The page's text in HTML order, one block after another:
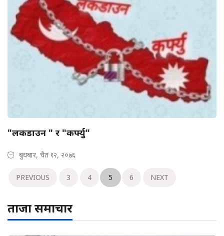
"लकडाउन " र "कर्फ्यु"
बुधबार, चैत १२, २०७६
PREVIOUS 3 4 5 6 NEXT
ताजा समाचार